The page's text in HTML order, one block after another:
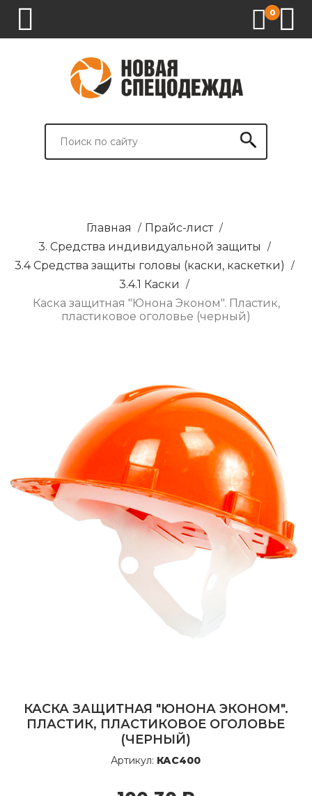
0
СПЕЦОДЕЖДА
СПЕЦОБУВЬ
СРЕДСТВА
ВСПОМОГАТЕЛЬНЫЕ
БРЕНДИРОВАНИЕ
Главная / Прайс-лист /
3. Средства индивидуальной защиты /
3.4 Средства защиты головы (каски, каскетки) /
3.4.1 Каски /
Каска защитная "Юнона Эконом". Пластик,
пластиковое оголовье (черный)
КАСКА ЗАЩИТНАЯ "ЮНОНА ЭКОНОМ".
ПЛАСТИК, ПЛАСТИКОВОЕ ОГОЛОВЬЕ
(ЧЕРНЫЙ)
Артикул: КАС400